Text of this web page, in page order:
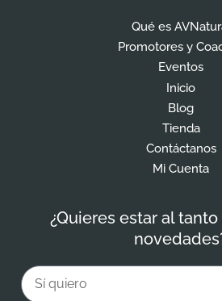
Qué es
Promotores y
Eventos
Inicio
Blog
Tienda
Contáctanos
Mi Cuenta
¿Quieres estar al
Email